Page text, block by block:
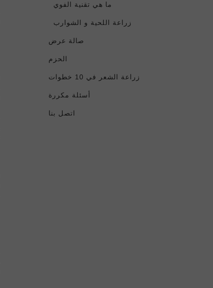
ما هي تقنية الفوي
زراعة اللحية و الشوارب
صالة عرض
الحزم
زراعة الشعر في 10 خطوات
أسئلة مكررة
اتصل بنا